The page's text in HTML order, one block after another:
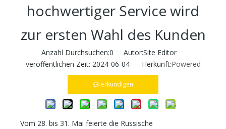
hochwertiger Service wird
zur ersten Wahl des Kunden
Anzahl Durchsuchen:0 Autor:Site Editor
veröffentlichen Zeit: 2024-06-04 Herkunft:Powered
erkundigen
Vom 28. bis 31. Mai feierte die Russische